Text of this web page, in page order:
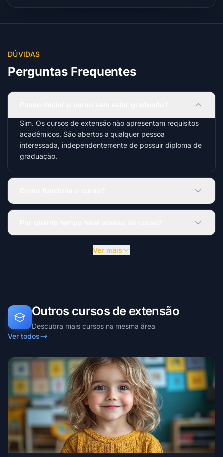
DÚVIDAS
Perguntas Frequentes
Sim. Os cursos de extensão não apresentam requisitos
acadêmicos. São abertos a qualquer pessoa
interessada, independentemente de possuir diploma de
graduação.
Ver mais
Outros cursos de extensão
Descubra mais cursos na mesma área
Ver todos